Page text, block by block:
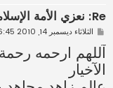
Re: نعزي الأمة الإسلامية بوفاة السيد العلامة/ بدر الدين الح
م
ا
ر
ك
ة
الثلاثاء ديسمبر 14, 2010 6:45 pm
آللهم ارحمه
الآخيار